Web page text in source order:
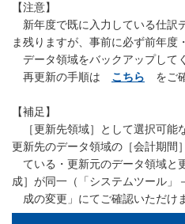
【注意】
新年度で既に入力している仕訳
ま残りますが、事前に必ず前年度
データ領域をバックアップして
再更新の手順は こちら をご
【補足】
［更新先領域］として選択可能
更新先のデータ領域の［会計期間
ている・更新元のデータ領域と
成］が同一（「システムツール」
成の変更」にてご確認いただけ